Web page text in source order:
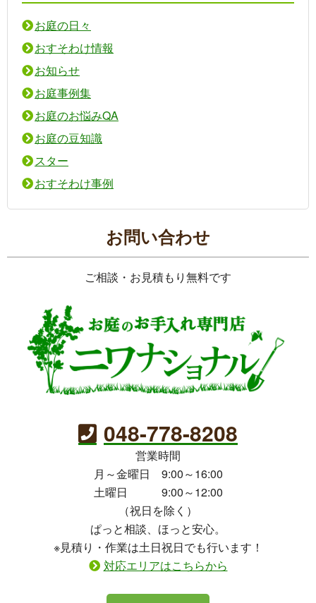
お庭の日々
おすそわけ情報
お知らせ
お庭事例集
お庭のお悩みQA
お庭の豆知識
スター
おすそわけ事例
お問い合わせ
ご相談・お見積もり無料です
048-778-8208
営業時間
月～金曜日 9:00～16:00
土曜日 9:00～12:00
（祝日を除く）
ぱっと相談、ほっと安心。
※見積り・作業は土日祝日でも行います！
対応エリアはこちらから